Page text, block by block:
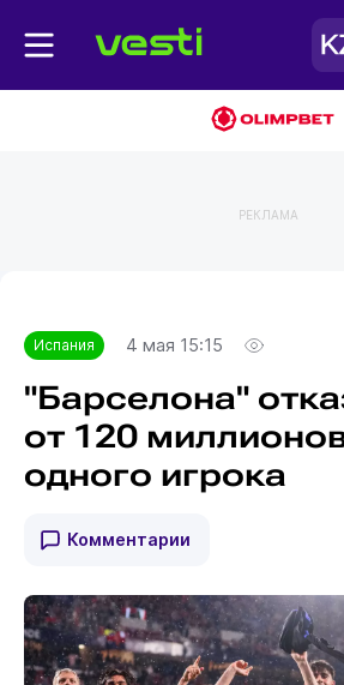
РЕКЛАМА
Испания 4 мая 15:15
"Барселона"
от 120
одного игрока
Комментарии